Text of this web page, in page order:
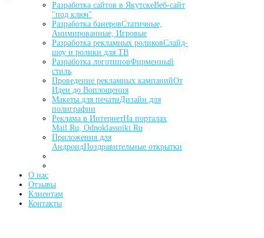
Разработка сайтов в ЯкутскеВеб-сайт
"под ключ"
Разработка банеровСтатичные,
Анимированные, Игровые
Разработка рекламных роликовСлайд-
шоу и ролики для ТВ
Разработка логотиповФирменный
стиль
Проведение рекламных кампанийОт
Идеи до Воплощения
Макеты для печатиДизайн для
полиграфии
Реклама в ИнтернетНа порталах
Mail.Ru, Odnoklassniki.Ru
Приложения для
АндроидПоздравительные открытки
О нас
Отзывы
Клиентам
Контакты